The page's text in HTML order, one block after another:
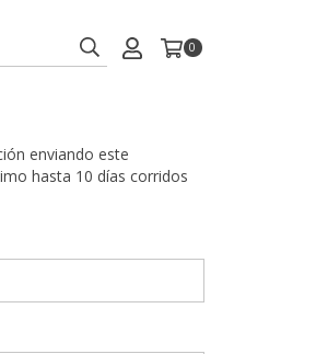
SALE GIFT CARD TODOS LOS
0
enviando este
hasta 10 días corridos